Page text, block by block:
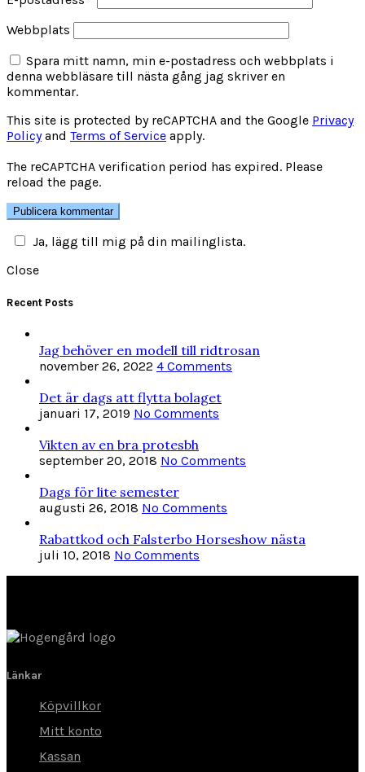
Webbplats
Spara mitt namn, min e-postadress och webbplats i
denna webbläsare till nästa gång jag skriver en
kommentar.
This site is protected by reCAPTCHA and the Google Privacy
Policyand Terms of Service apply.
The reCAPTCHA verification period has expired. Please
reload the page.
Ja, lägg till mig på din mailinglista.
Close
Recent Posts
Jag behöver en modell till ridtrosan
november 26, 2022 4 Comments
Det är dags att flytta bolaget
januari 17, 2019 No Comments
Vikten av en bra protesbh
september 20, 2018 No Comments
Dags för lite semester
augusti 26, 2018 No Comments
Rabattkod och Falsterbo Horseshow nästa
juli 10, 2018 No Comments
Länkar
Köpvillkor
Mitt konto
Kassan